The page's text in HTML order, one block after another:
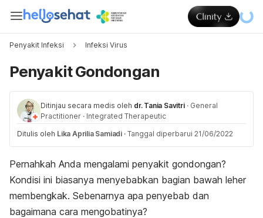
Penyakit Infeksi Infeksi Virus
Penyakit Gondongan
Ditinjau secara medis oleh dr. Tania Savitri · General
Practitioner · Integrated Therapeutic
Ditulis oleh Lika Aprilia Samiadi · Tanggal diperbarui 21/06/2022
Pernahkah Anda mengalami penyakit gondongan?
Kondisi ini biasanya menyebabkan bagian bawah leher
membengkak. Sebenarnya apa penyebab dan
bagaimana cara mengobatinya?